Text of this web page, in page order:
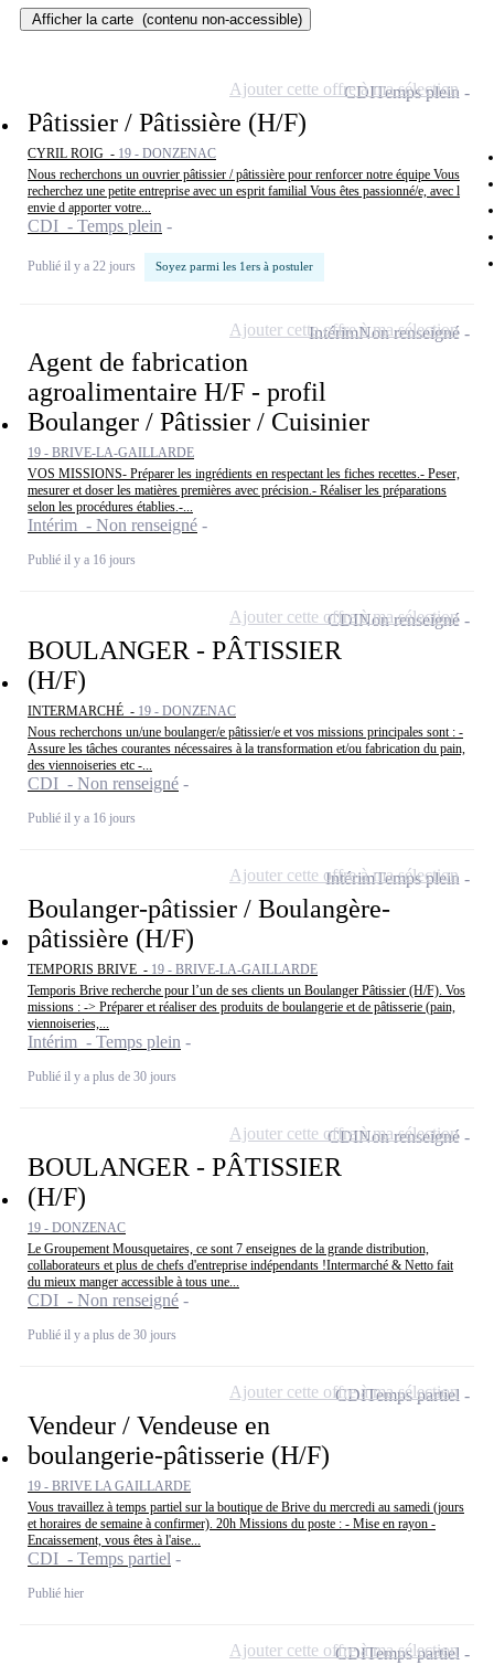
Afficher la carte (contenu non-accessible)
Pâtissier / Pâtissière (H/F)
CYRIL ROIG - 19 - DONZENAC
Nous recherchons un ouvrier pâtissier / pâtissière pour renforcer notre équipe Vous
recherchez une petite entreprise avec un esprit familial Vous êtes passionné/e, avec l
envie d apporter votre...
CDI - Temps plein
Publié il y a 22 jours Soyez parmi les 1ers à postuler
CDITemps plein
Ajouter cette offre à ma sélection
Agent de fabrication
agroalimentaire H/F - profil
Boulanger / Pâtissier / Cuisinier
19 - BRIVE-LA-GAILLARDE
VOS MISSIONS- Préparer les ingrédients en respectant les fiches recettes.- Peser,
mesurer et doser les matières premières avec précision.- Réaliser les préparations
selon les procédures établies.-...
Intérim - Non renseigné
Publié il y a 16 jours
IntérimNon renseigné
Ajouter cette offre à ma sélection
BOULANGER - PÂTISSIER
(H/F)
INTERMARCHÉ - 19 - DONZENAC
Nous recherchons un/une boulanger/e pâtissier/e et vos missions principales sont : -
Assure les tâches courantes nécessaires à la transformation et/ou fabrication du pain,
des viennoiseries etc -...
CDI - Non renseigné
Publié il y a 16 jours
CDINon renseigné
Ajouter cette offre à ma sélection
Boulanger-pâtissier / Boulangère-
pâtissière (H/F)
TEMPORIS BRIVE - 19 - BRIVE-LA-GAILLARDE
Temporis Brive recherche pour l’un de ses clients un Boulanger Pâtissier (H/F). Vos
missions : -> Préparer et réaliser des produits de boulangerie et de pâtisserie (pain,
viennoiseries,...
Intérim - Temps plein
Publié il y a plus de 30 jours
IntérimTemps plein
Ajouter cette offre à ma sélection
BOULANGER - PÂTISSIER
(H/F)
19 - DONZENAC
Le Groupement Mousquetaires, ce sont 7 enseignes de la grande distribution,
collaborateurs et plus de chefs d'entreprise indépendants !Intermarché & Netto fait
du mieux manger accessible à tous une...
CDI - Non renseigné
Publié il y a plus de 30 jours
CDINon renseigné
Ajouter cette offre à ma sélection
Vendeur / Vendeuse en
boulangerie-pâtisserie (H/F)
19 - BRIVE LA GAILLARDE
Vous travaillez à temps partiel sur la boutique de Brive du mercredi au samedi (jours
et horaires de semaine à confirmer). 20h Missions du poste : - Mise en rayon -
Encaissement, vous êtes à l'aise...
CDI - Temps partiel
Publié hier
CDITemps partiel
Ajouter cette offre à ma sélection
CDITemps partiel
Ajouter cette offre à ma sélection